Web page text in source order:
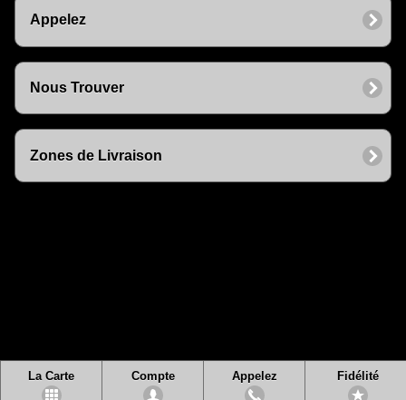
Appelez
Nous Trouver
Zones de Livraison
La Carte Compte Appelez Fidélité